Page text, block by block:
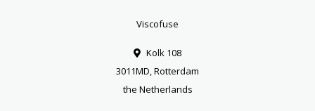
Viscofuse
Kolk 108
3011MD, Rotterdam
the Netherlands